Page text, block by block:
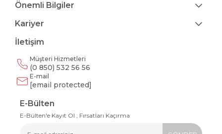
Önemli Bilgiler
Kariyer
İletişim
Müşteri Hizmetleri
(0 850) 532 56 56
E-mail
[email protected]
E-Bülten
E-Bülten'e Kayıt Ol , Fırsatları Kaçırma